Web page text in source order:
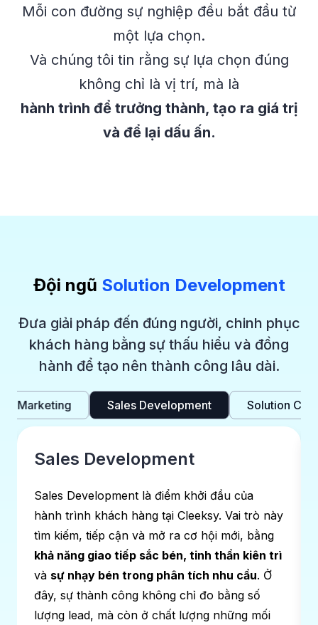
Mỗi con đường sự nghiệp đều bắt đầu từ
một lựa chọn.
Và chúng tôi tin rằng sự lựa chọn đúng
không chỉ là vị trí, mà là
hành trình để trưởng thành, tạo ra giá trị
và để lại dấu ấn.
Đội ngũ Solution Development
Đưa giải pháp đến đúng người, chinh phục
khách hàng bằng sự thấu hiểu và đồng
hành để tạo nên thành công lâu dài.
Marketing Sales Development Solution
Sales Development
Sales Development là điểm khởi đầu của
hành trình khách hàng tại Cleeksy. Vai trò này
tìm kiếm, tiếp cận và mở ra cơ hội mới, bằng
khả năng giao tiếp sắc bén, tinh thần kiên trì
và sự nhạy bén trong phân tích nhu cầu. Ở
đây, sự thành công không chỉ đo bằng số
lượng lead, mà còn ở chất lượng những mối